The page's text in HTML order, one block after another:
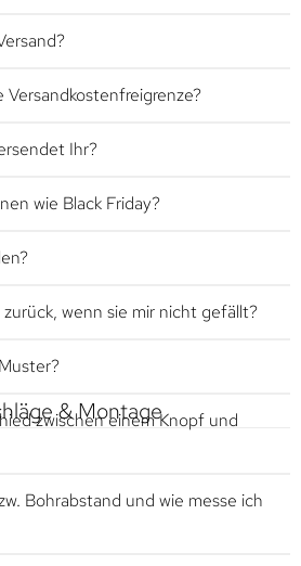
Versandkostenfreigrenze?
Ihr?
wie Black Friday?
zurück, wenn sie mir nicht gefällt?
& Montage
zwischen einem Knopf und
Bohrabstand und wie messe ich